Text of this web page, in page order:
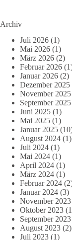
Archiv
Juli 2026 (1)
Mai 2026 (1)
März 2026 (2)
Februar 2026
Januar 2026 (2)
Dezember 2025
November 2025
September 2025
Juni 2025 (1)
Mai 2025 (1)
Januar 2025
August 2024 (1)
Juli 2024 (1)
Mai 2024 (1)
April 2024 (1)
März 2024 (1)
Februar 2024
Januar 2024 (3)
November 2023
Oktober 2023
September 2023
August 2023 (2)
Juli 2023 (1)